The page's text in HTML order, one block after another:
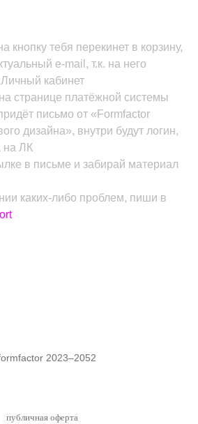
кнопку тебя перекинет в корзину,
e-mail, т.к. на него
кабинет
странице платёжной системы
письмо от «Formfactor
дизайна», внутри будут логин,
на ЛК
в письме и забирай материал
каких-либо проблем, пиши в
2023–2052
публичная оферта